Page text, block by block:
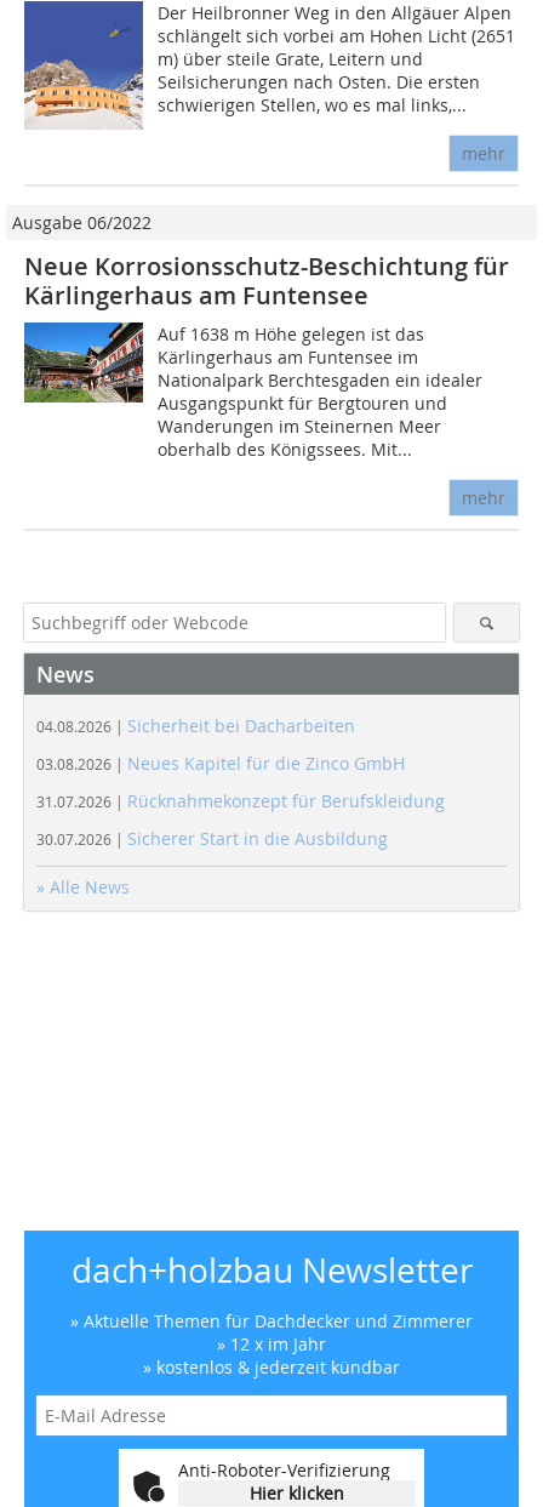
Der Heilbronner Weg in den Allgäuer Alpen
schlängelt sich vorbei am Hohen Licht (2651
m) über steile Grate, Leitern und
Seilsicherungen nach Osten. Die ersten
schwierigen Stellen, wo es mal links,...
mehr
Ausgabe 06/2022
Neue Korrosionsschutz-Beschichtung für
Kärlingerhaus am Funtensee
Auf 1638 m Höhe gelegen ist das
Kärlingerhaus am Funtensee im
Nationalpark Berchtesgaden ein idealer
Ausgangspunkt für Bergtouren und
Wanderungen im Steinernen Meer
oberhalb des Königssees. Mit...
mehr
News
04.08.2026 | Sicherheit bei Dacharbeiten
03.08.2026 | Neues Kapitel für die Zinco GmbH
31.07.2026 | Rücknahmekonzept für Berufskleidung
30.07.2026 | Sicherer Start in die Ausbildung
» Alle News
dach+holzbau Newsletter
» Aktuelle Themen für Dachdecker und Zimmerer
» 12 x im Jahr
» kostenlos & jederzeit kündbar
Anti-Roboter-Verifizierung
Hier klicken